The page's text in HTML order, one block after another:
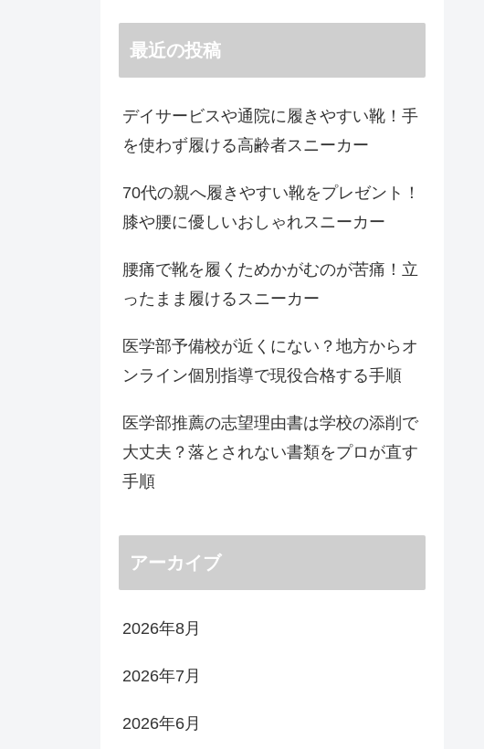
最近の投稿
デイサービスや通院に履きやすい靴！手
を使わず履ける高齢者スニーカー
70代の親へ履きやすい靴をプレゼント！
膝や腰に優しいおしゃれスニーカー
腰痛で靴を履くためかがむのが苦痛！立
ったまま履けるスニーカー
医学部予備校が近くにない？地方からオ
ンライン個別指導で現役合格する手順
医学部推薦の志望理由書は学校の添削で
大丈夫？落とされない書類をプロが直す
手順
アーカイブ
2026年8月
2026年7月
2026年6月